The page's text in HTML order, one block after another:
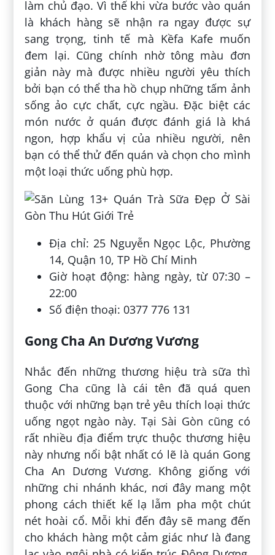
làm chủ đạo. Vì thế khi vừa bước vào quán
là khách hàng sẽ nhận ra ngay được sự
sang trọng, tinh tế mà Kềfa Kafe muốn
đem lại. Cũng chính nhờ tông màu đơn
giản này mà được nhiều người yêu thích
bởi bạn có thể tha hồ chụp những tấm ảnh
sống ảo cực chất, cực ngầu. Đặc biệt các
món nước ở quán được đánh giá là khá
ngon, hợp khẩu vị của nhiều người, nên
bạn có thể thử đến quán và chọn cho mình
một loại thức uống phù hợp.
Địa chỉ: 25 Nguyễn Ngọc Lộc, Phường
14, Quận 10, TP Hồ Chí Minh
Giờ hoạt động: hàng ngày, từ 07:30 –
22:00
Số điện thoại: 0377 776 131
Gong Cha An Dương Vương
Nhắc đến những thương hiệu trà sữa thì
Gong Cha cũng là cái tên đã quá quen
thuộc với những bạn trẻ yêu thích loại thức
uống ngọt ngào này. Tại Sài Gòn cũng có
rất nhiều địa điểm trực thuộc thương hiệu
này nhưng nổi bật nhất có lẽ là quán Gong
Cha An Dương Vương. Không giống với
những chi nhánh khác, nơi đây mang một
phong cách thiết kế lạ lẫm pha một chút
nét hoài cổ. Mỗi khi đến đây sẽ mang đến
cho khách hàng một cảm giác như là đang